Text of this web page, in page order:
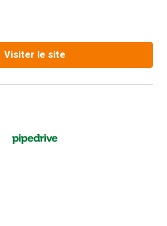
Visiter le site